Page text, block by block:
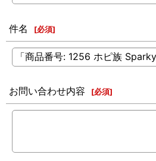
件名 [必須]
お問い合わせ内容 [必須]